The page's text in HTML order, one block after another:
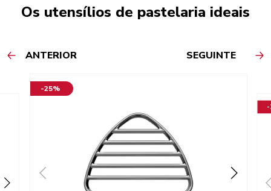
Os utensílios de pastelaria ideais
ANTERIOR SEGUINTE
-25%
-